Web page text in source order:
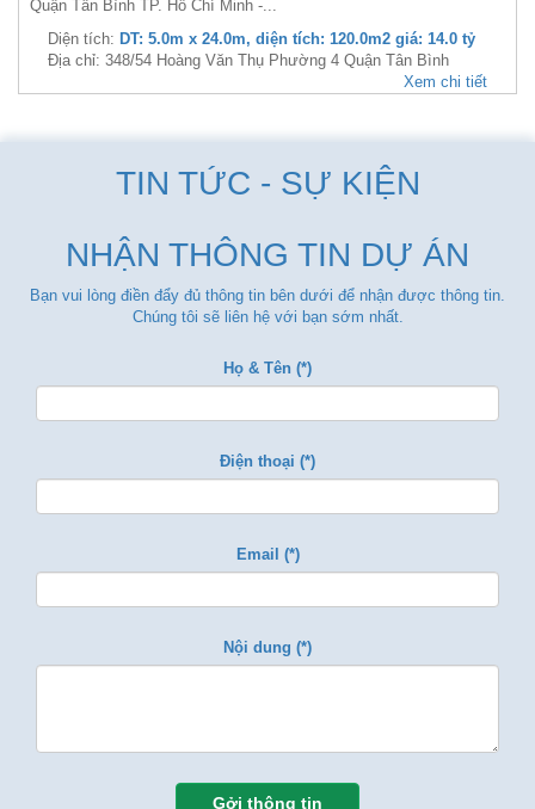
Quận Tân Bình TP. Hồ Chí Minh -...
Diện tích: DT: 5.0m x 24.0m, diện tích: 120.0m2 giá: 14.0 tỷ
Địa chỉ: 348/54 Hoàng Văn Thụ Phường 4 Quận Tân Bình
Xem chi tiết
TIN TỨC - SỰ KIỆN
NHẬN THÔNG TIN DỰ ÁN
Bạn vui lòng điền đẩy đủ thông tin bên dưới để nhận được thông tin.
Chúng tôi sẽ liên hệ với bạn sớm nhất.
Họ & Tên (*)
Điện thoại (*)
Email (*)
Nội dung (*)
Gởi thông tin